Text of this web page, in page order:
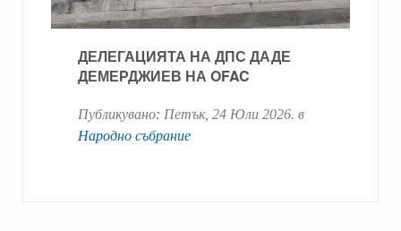
ДЕЛЕГАЦИЯТА НА ДПС ДАДЕ
ДЕМЕРДЖИЕВ НА OFAC
Публикувано: Петък, 24 Юли 2026. в
Народно събрание